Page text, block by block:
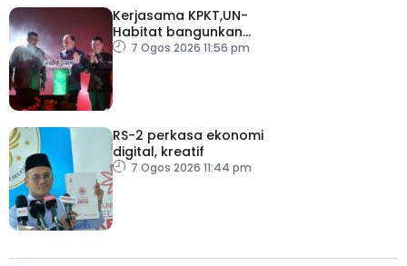
Kerjasama KPKT,UN-
Habitat bangunkan
inisiatif My Public Space
7 Ogos 2026 11:56 pm
RS-2 perkasa ekonomi
digital, kreatif
7 Ogos 2026 11:44 pm